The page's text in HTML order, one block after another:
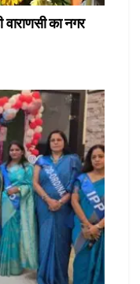
का नगर